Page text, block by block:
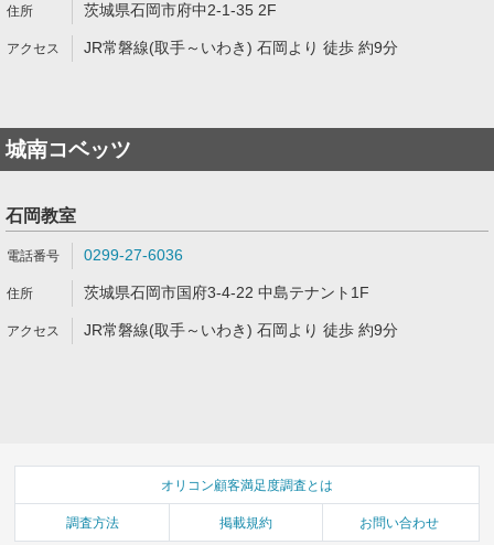
茨城県石岡市府中2-1-35 2F
JR常磐線(取手～いわき) 石岡より 徒歩 約9分
城南コベッツ
石岡教室
0299-27-6036
茨城県石岡市国府3-4-22 中島テナント1F
JR常磐線(取手～いわき) 石岡より 徒歩 約9分
オリコン顧客満足度調査とは
調査方法 掲載規約 お問い合わせ